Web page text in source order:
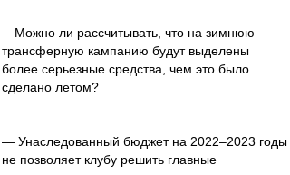
—Можно ли рассчитывать, что на зимнюю
трансферную кампанию будут выделены
более серьезные средства, чем это было
сделано летом?
— Унаследованный бюджет на 2022–2023 годы
не позволяет клубу решить главные